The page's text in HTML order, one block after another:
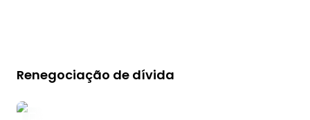
Renegociação de dívida